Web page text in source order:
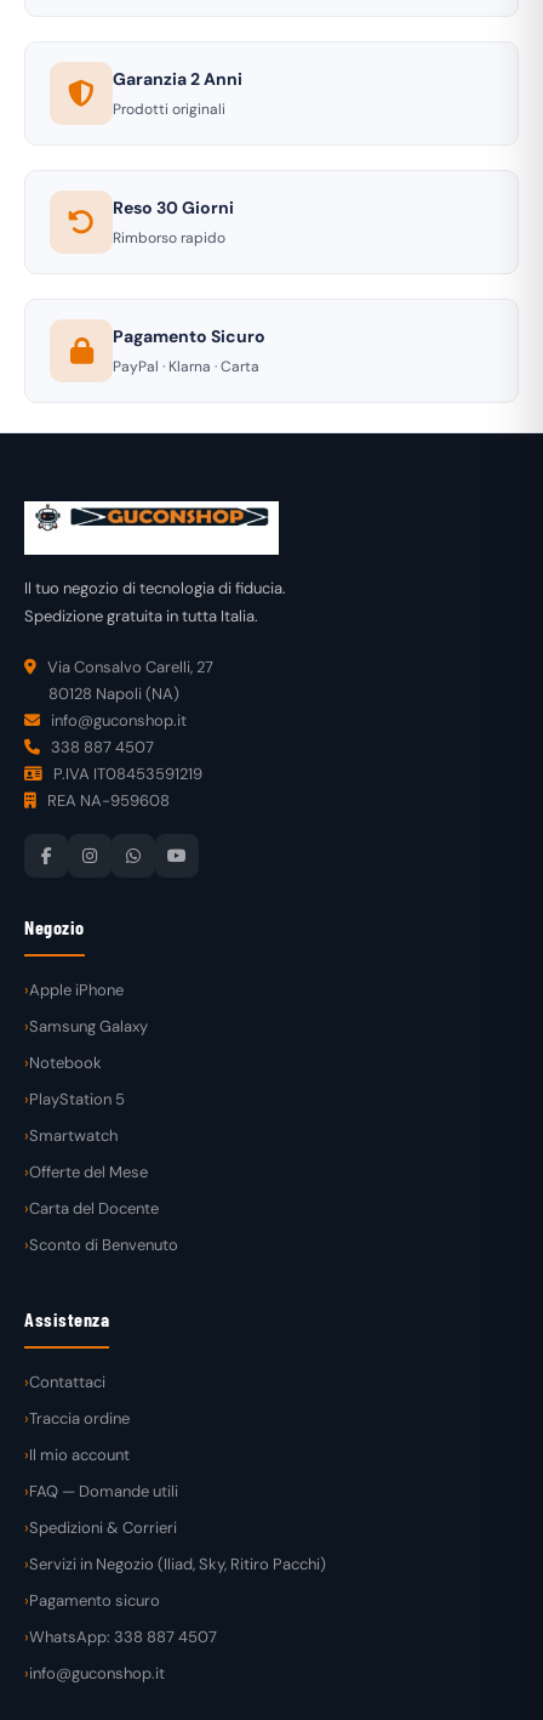
Garanzia 2 Anni
Prodotti originali
Reso 30 Giorni
Rimborso rapido
Pagamento Sicuro
PayPal · Klarna · Carta
Il tuo negozio di tecnologia di fiducia.
Spedizione gratuita in tutta Italia.
Via Consalvo Carelli, 27
80128 Napoli (NA)
info@guconshop.it
338 887 4507
P.IVA IT08453591219
REA NA-959608
Negozio
Apple iPhone
Samsung Galaxy
Notebook
PlayStation 5
Smartwatch
Offerte del Mese
Carta del Docente
Sconto di Benvenuto
Assistenza
Contattaci
Traccia ordine
Il mio account
FAQ — Domande utili
Spedizioni & Corrieri
Servizi in Negozio (Iliad, Sky, Ritiro Pacchi)
Pagamento sicuro
WhatsApp: 338 887 4507
info@guconshop.it